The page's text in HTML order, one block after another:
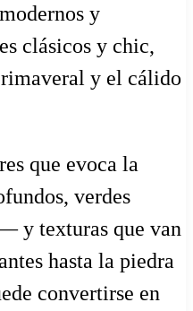
y
clásicos y chic,
y el cálido
que evoca la
verdes
y texturas que van
hasta la piedra
convertirse en